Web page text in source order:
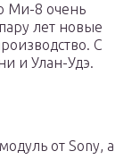
Ми-8 очень
лет новые
С
и Улан-Удэ.
от Sony, а